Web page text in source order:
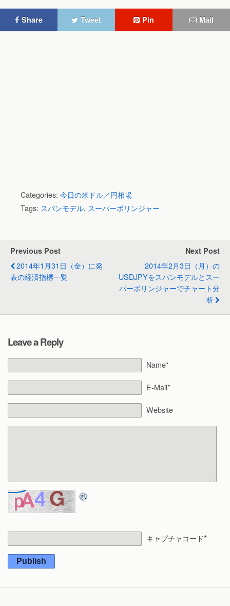
Share Tweet Pin Mail
Categories: 今日の米ドル／円相場
Tags: スパンモデル, スーパーボリンジャー
Previous Post
2014年1月31日（金）に発
表の経済指標一覧
Next Post
2014年2月3日（月）の
USDJPYをスパンモデルとスー
パーボリンジャーでチャート分
析
Leave a Reply
Name*
E-Mail*
Website
キャプチャコード*
Publish